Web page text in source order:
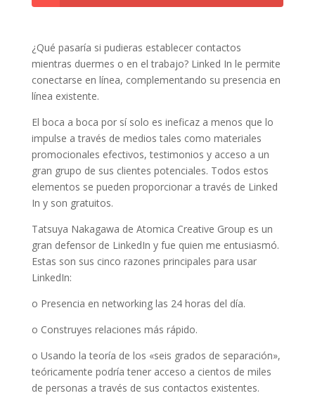
¿Qué pasaría si pudieras establecer contactos
mientras duermes o en el trabajo? Linked In le permite
conectarse en línea, complementando su presencia en
línea existente.
El boca a boca por sí solo es ineficaz a menos que lo
impulse a través de medios tales como materiales
promocionales efectivos, testimonios y acceso a un
gran grupo de sus clientes potenciales. Todos estos
elementos se pueden proporcionar a través de Linked
In y son gratuitos.
Tatsuya Nakagawa de Atomica Creative Group es un
gran defensor de LinkedIn y fue quien me entusiasmó.
Estas son sus cinco razones principales para usar
LinkedIn:
o Presencia en networking las 24 horas del día.
o Construyes relaciones más rápido.
o Usando la teoría de los «seis grados de separación»,
teóricamente podría tener acceso a cientos de miles
de personas a través de sus contactos existentes.